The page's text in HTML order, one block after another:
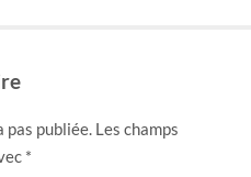
pas publiée. Les champs
*